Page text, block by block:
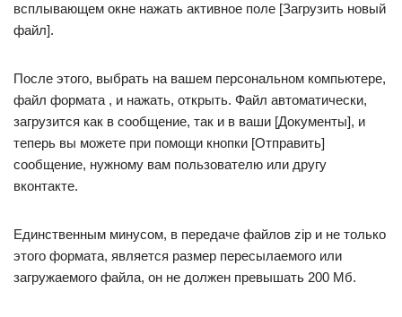
всплывающем окне нажать активное поле [Загрузить новый
файл].
После этого, выбрать на вашем персональном компьютере,
файл формата , и нажать, открыть. Файл автоматически,
загрузится как в сообщение, так и в ваши [Документы], и
теперь вы можете при помощи кнопки [Отправить]
сообщение, нужному вам пользователю или другу
вконтакте.
Единственным минусом, в передаче файлов zip и не только
этого формата, является размер пересылаемого или
загружаемого файла, он не должен превышать 200 Мб.